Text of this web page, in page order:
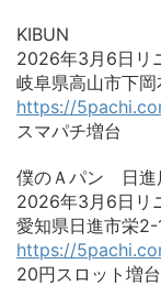
KIBUN
2026年3月6日リ
岐阜県高山市下
https://
スマパチ増台
僕のＡパン 日進
2026年3月6日リ
愛知県日進市栄
https://
20円スロット増